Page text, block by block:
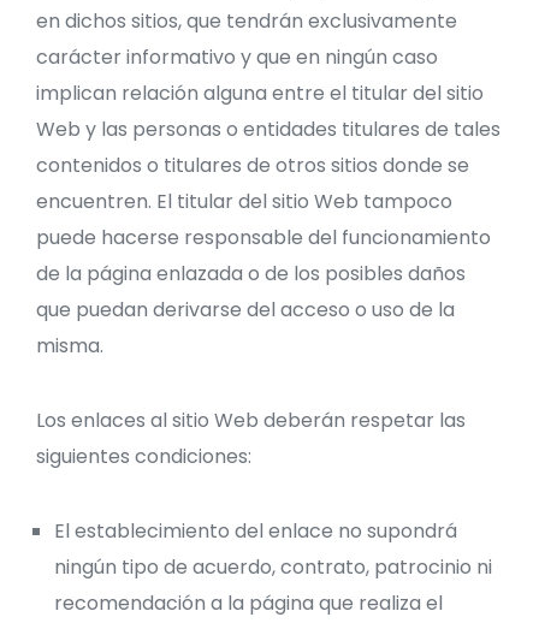
en dichos sitios, que tendrán exclusivamente
carácter informativo y que en ningún caso
implican relación alguna entre el titular del sitio
Web y las personas o entidades titulares de tales
contenidos o titulares de otros sitios donde se
encuentren. El titular del sitio Web tampoco
puede hacerse responsable del funcionamiento
de la página enlazada o de los posibles daños
que puedan derivarse del acceso o uso de la
misma.
Los enlaces al sitio Web deberán respetar las
siguientes condiciones:
El establecimiento del enlace no supondrá
ningún tipo de acuerdo, contrato, patrocinio ni
recomendación a la página que realiza el